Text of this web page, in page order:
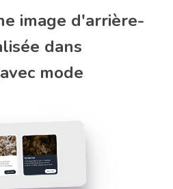
image d'arrière-
dans
mode